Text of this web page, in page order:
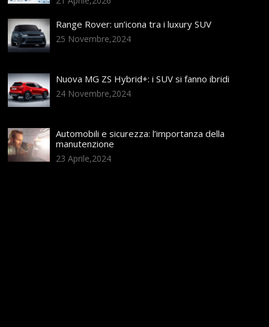
Range Rover: un’icona tra i luxury SUV
25 Novembre,2024
Nuova MG ZS Hybrid+: i SUV si fanno ibridi
24 Novembre,2024
Automobili e sicurezza: l’importanza della
manutenzione
23 Aprile,2024